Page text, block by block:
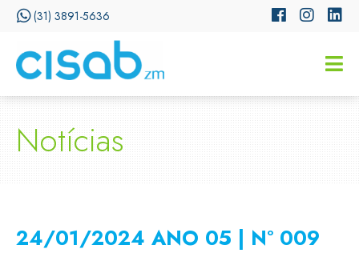
(31) 3891-5636
Notícias
24/01/2024 ANO 05 | Nº 009
CISSA